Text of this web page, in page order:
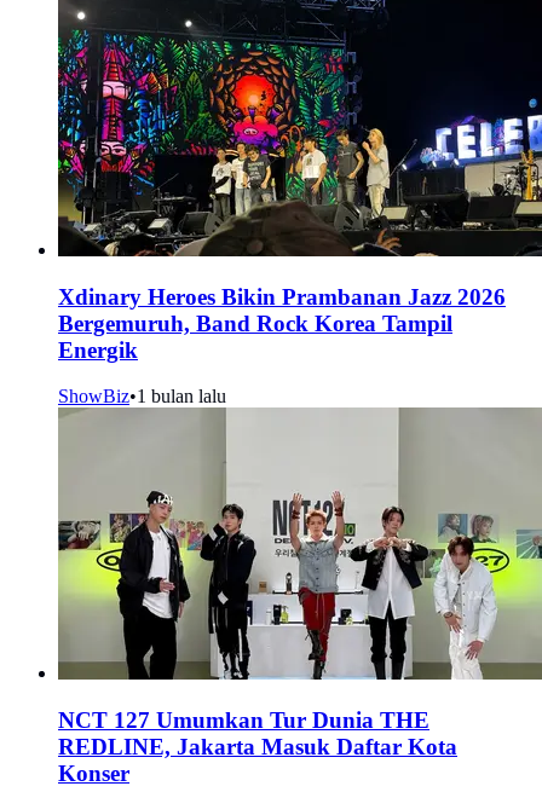
Xdinary Heroes Bikin Prambanan Jazz 2026
Bergemuruh, Band Rock Korea Tampil
Energik
ShowBiz•1 bulan lalu
NCT 127 Umumkan Tur Dunia THE
REDLINE, Jakarta Masuk Daftar Kota
Konser